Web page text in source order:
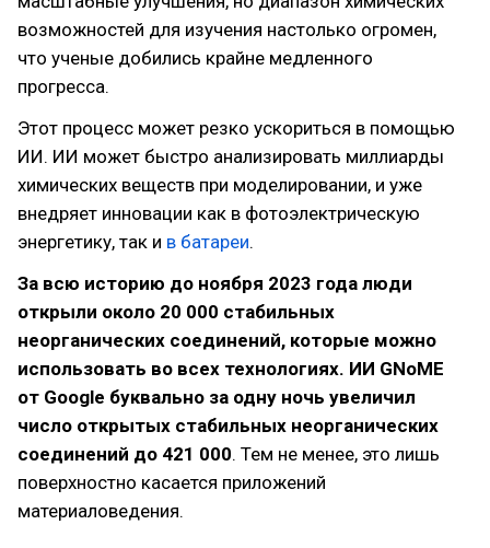
возможностей для изучения настолько огромен,
что ученые добились крайне медленного
прогресса.
Этот процесс может резко ускориться в помощью
ИИ. ИИ может быстро анализировать миллиарды
химических веществ при моделировании, и уже
внедряет инновации как в фотоэлектрическую
энергетику, так и в батареи.
За всю историю до ноября 2023 года люди
открыли около 20 000 стабильных
неорганических соединений, которые можно
использовать во всех технологиях. ИИ GNoME
от Google буквально за одну ночь увеличил
число открытых стабильных неорганических
соединений до 421 000. Тем не менее, это лишь
поверхностно касается приложений
материаловедения.